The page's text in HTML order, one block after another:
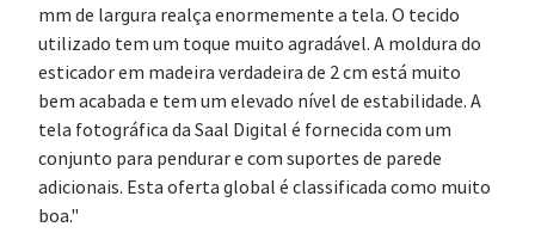
mm de largura realça enormemente a tela. O tecido
utilizado tem um toque muito agradável. A moldura do
esticador em madeira verdadeira de 2 cm está muito
bem acabada e tem um elevado nível de estabilidade. A
tela fotográfica da Saal Digital é fornecida com um
conjunto para pendurar e com suportes de parede
adicionais. Esta oferta global é classificada como muito
boa."